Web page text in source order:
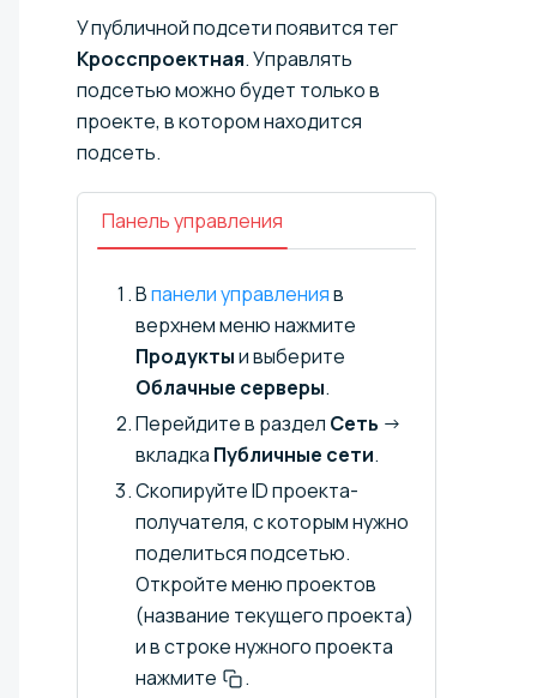
У публичной подсети появится тег
Кросспроектная. Управлять
подсетью можно будет только в
проекте, в котором находится
подсеть.
Панель управления
Впанели управленияв
верхнем меню нажмите
Продуктыи выберите
Облачные серверы.
Перейдите в раздел Сеть →
вкладка Публичные сети.
Скопируйте ID проекта-
получателя, с которым нужно
поделиться подсетью.
Откройте меню проектов
(название текущего проекта)
и в строке нужного проекта
нажмите
.